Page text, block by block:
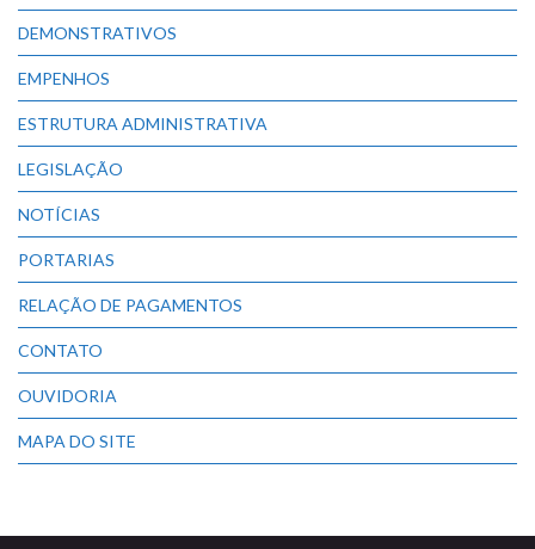
DEMONSTRATIVOS
EMPENHOS
ESTRUTURA ADMINISTRATIVA
LEGISLAÇÃO
NOTÍCIAS
PORTARIAS
RELAÇÃO DE PAGAMENTOS
CONTATO
OUVIDORIA
MAPA DO SITE